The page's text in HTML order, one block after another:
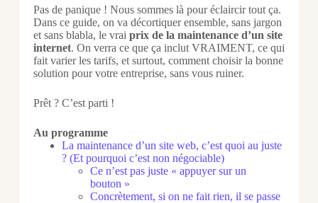
Pas de panique ! Nous sommes là pour éclaircir tout ça.
Dans ce guide, on va décortiquer ensemble, sans jargon
et sans blabla, le vrai prix de la maintenance d’un site
internet. On verra ce que ça inclut VRAIMENT, ce qui
fait varier les tarifs, et surtout, comment choisir la bonne
solution pour votre entreprise, sans vous ruiner.
Prêt ? C’est parti !
Au programme
La maintenance d’un site web, c’est quoi au juste
? (Et pourquoi c’est non négociable)
Ce n’est pas juste « appuyer sur un
bouton »
Concrètement, si on ne fait rien, il se passe